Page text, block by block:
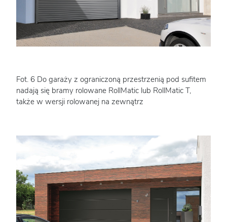
Fot. 6 Do garaży z ograniczoną przestrzenią pod sufitem
nadają się bramy rolowane RollMatic lub RollMatic T,
także w wersji rolowanej na zewnątrz